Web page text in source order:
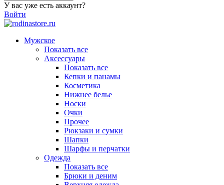
У вас уже есть аккаунт?
Войти
Мужское
Показать все
Аксессуары
Показать все
Кепки и панамы
Косметика
Нижнее белье
Носки
Очки
Прочее
Рюкзаки и сумки
Шапки
Шарфы и перчатки
Одежда
Показать все
Брюки и деним